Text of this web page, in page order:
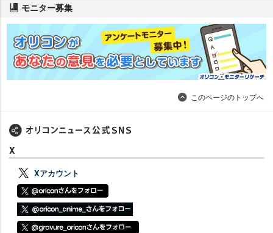
モニター募集
このページのトップへ
X
Xアカウント